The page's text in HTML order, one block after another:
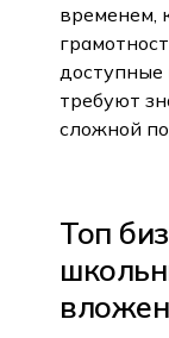
временем,
доступные
требуют
сложной
Топ